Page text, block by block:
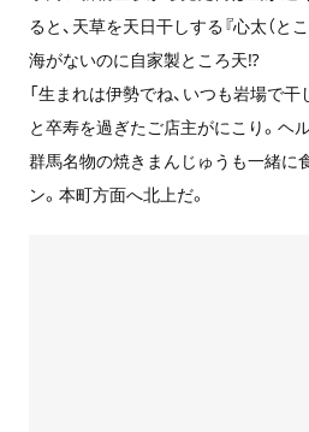
ると、天草を天日干しする『心太（と
海がないのに自家製ところ天⁉
「生まれは伊勢でね、いつも岩場で干
と卒寿を過ぎたご店主がにこり。ヘ
群馬名物の焼きまんじゅうも一緒に
ン。本町方面へ北上だ。